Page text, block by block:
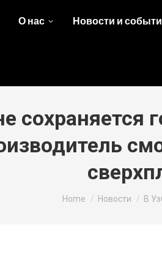
О нас Новости и
сохраняется
You are here:
Home Новости В